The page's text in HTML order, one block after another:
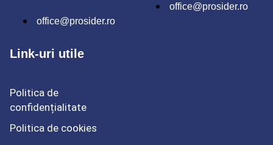
office@prosider.ro
office@prosider.ro
Link-uri utile
Politica de
confidențialitate
Politica de cookies